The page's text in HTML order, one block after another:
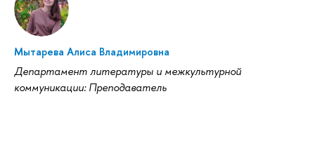
Мытарева Алиса Владимировна
Департамент литературы и межкультурной
коммуникации: Преподаватель